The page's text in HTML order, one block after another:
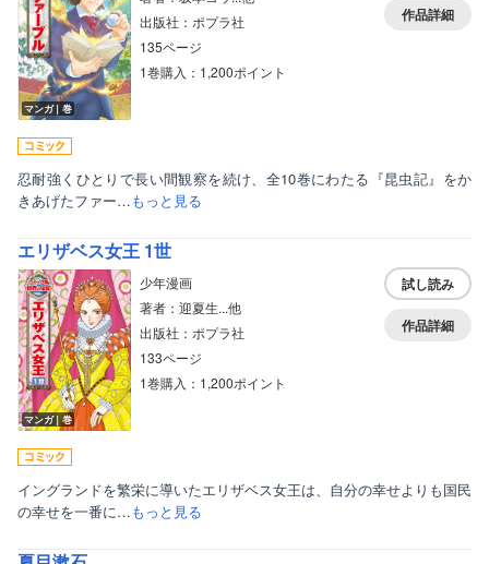
マンガ｜巻
出版社：ポプラ社
135ページ
1巻購入：1,200ポイント
作品詳細
忍耐強くひとりで長い間観察を続け、全10巻にわたる『昆虫記』をか
きあげたファー…もっと見る
エリザベス女王 1世
マンガ｜巻
少年漫画
著者：迎夏生...他
出版社：ポプラ社
133ページ
1巻購入：1,200ポイント
試し読み
作品詳細
イングランドを繁栄に導いたエリザベス女王は、自分の幸せよりも国民
の幸せを一番に…もっと見る